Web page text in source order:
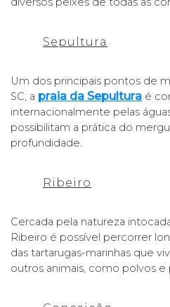
Sepultura
Um dos principais pontos de
SC, a praia da Sepultura é
internacionalmente pelas
possibilitam a prática do
profundidade.
Ribeiro
Cercada pela natureza
Ribeiro é possível percorrer
das tartarugas-marinhas que
outros animais, como polvos